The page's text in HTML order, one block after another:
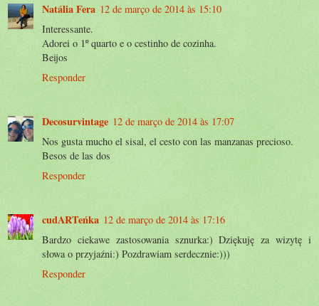
Natália Fera 12 de março de 2014 às 15:10
Interessante.
Adorei o 1º quarto e o cestinho de cozinha.
Beijos
Responder
Decosurvintage 12 de março de 2014 às 17:07
Nos gusta mucho el sisal, el cesto con las manzanas precioso.
Besos de las dos
Responder
cudARTeńka 12 de março de 2014 às 17:16
Bardzo ciekawe zastosowania sznurka:) Dziękuję za wizytę i
słowa o przyjaźni:) Pozdrawiam serdecznie:)))
Responder